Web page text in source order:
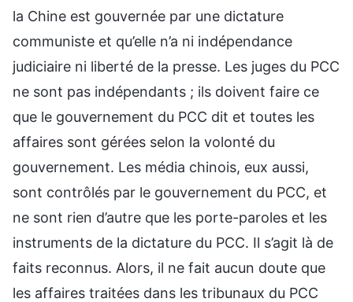
la Chine est gouvernée par une dictature
communiste et qu’elle n’a ni indépendance
judiciaire ni liberté de la presse. Les juges du PCC
ne sont pas indépendants ; ils doivent faire ce
que le gouvernement du PCC dit et toutes les
affaires sont gérées selon la volonté du
gouvernement. Les média chinois, eux aussi,
sont contrôlés par le gouvernement du PCC, et
ne sont rien d’autre que les porte-paroles et les
instruments de la dictature du PCC. Il s’agit là de
faits reconnus. Alors, il ne fait aucun doute que
les affaires traitées dans les tribunaux du PCC